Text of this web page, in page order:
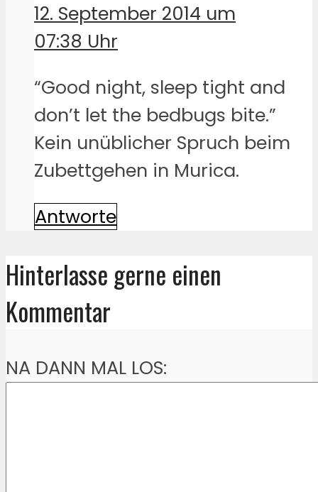
12. September 2014 um
07:38 Uhr
“Good night, sleep tight and
don’t let the bedbugs bite.”
Kein unüblicher Spruch beim
Zubettgehen in Murica.
Antworte
Hinterlasse gerne einen
Kommentar
NA DANN MAL LOS: